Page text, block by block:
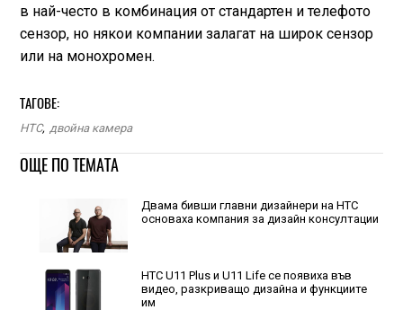
в най-често в комбинация от стандартен и телефото
сензор, но някои компании залагат на широк сензор
или на монохромен.
ТАГОВЕ:
HTC, двойна камера
ОЩЕ ПО ТЕМАТА
Двама бивши главни дизайнери на HTC
основаха компания за дизайн консултации
HTC U11 Plus и U11 Life се появиха във
видео, разкриващо дизайна и функциите
им